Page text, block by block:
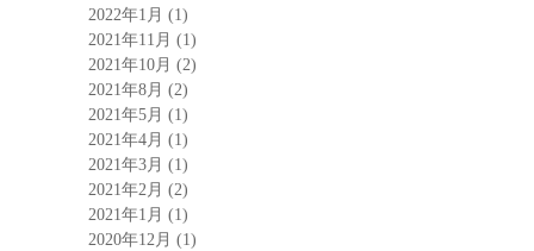
2022年1月 (1)
2021年11月 (1)
2021年10月 (2)
2021年8月 (2)
2021年5月 (1)
2021年4月 (1)
2021年3月 (1)
2021年2月 (2)
2021年1月 (1)
2020年12月 (1)